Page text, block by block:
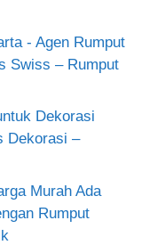
- Agen Rumput
Swiss – Rumput
Dekorasi
Dekorasi –
Murah Ada
Rumput